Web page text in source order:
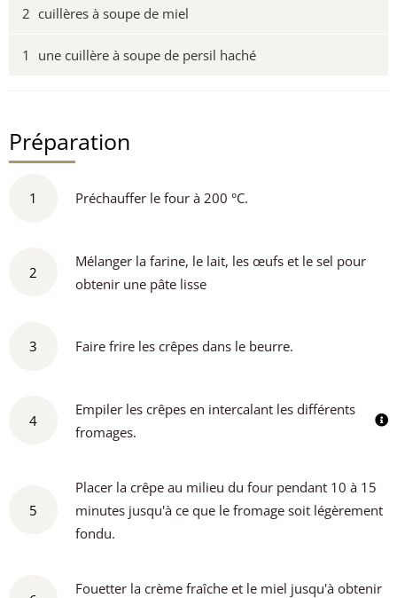
2 cuillères à soupe de miel
1 une cuillère à soupe de persil haché
Préparation
1 Préchauffer le four à 200 °C.
2
Mélanger la farine, le lait, les œufs et le sel pour
obtenir une pâte lisse
3 Faire frire les crêpes dans le beurre.
4
Empiler les crêpes en intercalant les différents
fromages.
5
Placer la crêpe au milieu du four pendant 10 à 15
minutes jusqu'à ce que le fromage soit légèrement
fondu.
Fouetter la crème fraîche et le miel jusqu'à obtenir